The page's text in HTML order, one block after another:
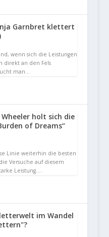
Garnbret klettert
wenn sich die Leistungen
direkt an den Fels
man…
holt sich die
of Dreams“
Linie weiterhin die besten
Versuche auf diesem
Leistung.…
im Wandel